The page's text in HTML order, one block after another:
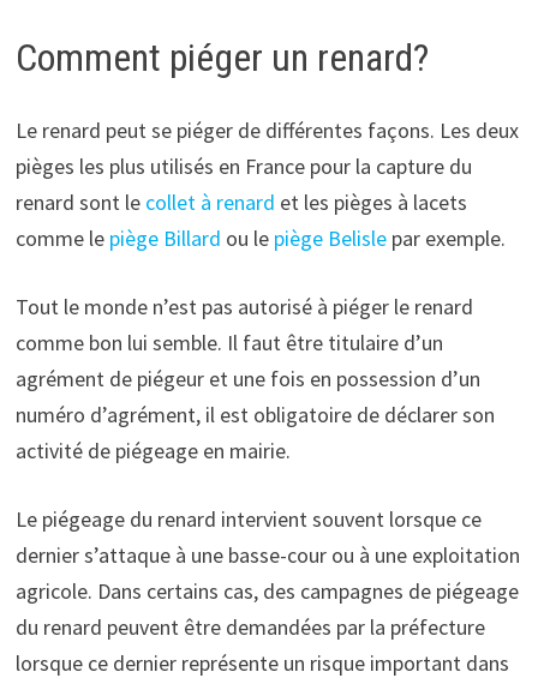
Comment piéger un renard?
Le renard peut se piéger de différentes façons. Les deux
pièges les plus utilisés en France pour la capture du
renard sont le collet à renard et les pièges à lacets
comme le piège Billard ou le piège Belislepar exemple.
Tout le monde n’est pas autorisé à piéger le renard
comme bon lui semble. Il faut être titulaire d’un
agrément de piégeur et une fois en possession d’un
numéro d’agrément, il est obligatoire de déclarer son
activité de piégeage en mairie.
Le piégeage du renard intervient souvent lorsque ce
dernier s’attaque à une basse-cour ou à une exploitation
agricole. Dans certains cas, des campagnes de piégeage
du renard peuvent être demandées par la préfecture
lorsque ce dernier représente un risque important dans